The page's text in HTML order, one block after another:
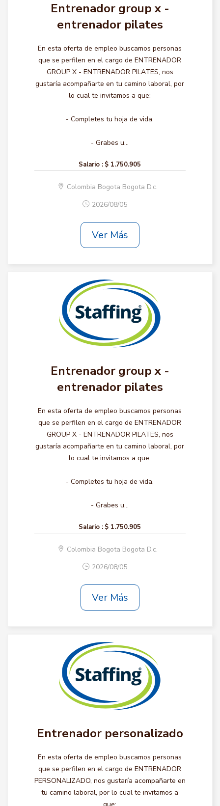
Entrenador group x -
entrenador pilates
En esta oferta de empleo buscamos personas
que se perfilen en el cargo de ENTRENADOR
GROUP X - ENTRENADOR PILATES, nos
gustaría acompañarte en tu camino laboral, por
lo cual te invitamos a que:
- Completes tu hoja de vida.
- Grabes u...
Salario : $ 1.750.905
Colombia Bogota Bogota D.c.
2026/08/05
Ver Más
Entrenador group x -
entrenador pilates
En esta oferta de empleo buscamos personas
que se perfilen en el cargo de ENTRENADOR
GROUP X - ENTRENADOR PILATES, nos
gustaría acompañarte en tu camino laboral, por
lo cual te invitamos a que:
- Completes tu hoja de vida.
- Grabes u...
Salario : $ 1.750.905
Colombia Bogota Bogota D.c.
2026/08/05
Ver Más
Entrenador personalizado
En esta oferta de empleo buscamos personas
que se perfilen en el cargo de ENTRENADOR
PERSONALIZADO, nos gustaría acompañarte en
tu camino laboral, por lo cual te invitamos a